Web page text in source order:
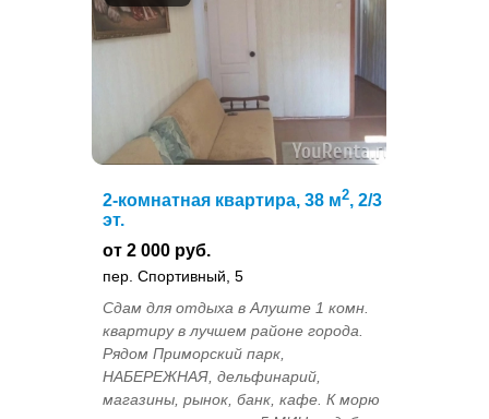
2-комнатная квартира, 38 м2, 2/3
эт.
от 2 000 руб.
пер. Спортивный, 5
Сдам для отдыха в Алуште 1 комн.
квартиру в лучшем районе города.
Рядом Приморский парк,
НАБЕРЕЖНАЯ, дельфинарий,
магазины, рынок, банк, кафе. К морю